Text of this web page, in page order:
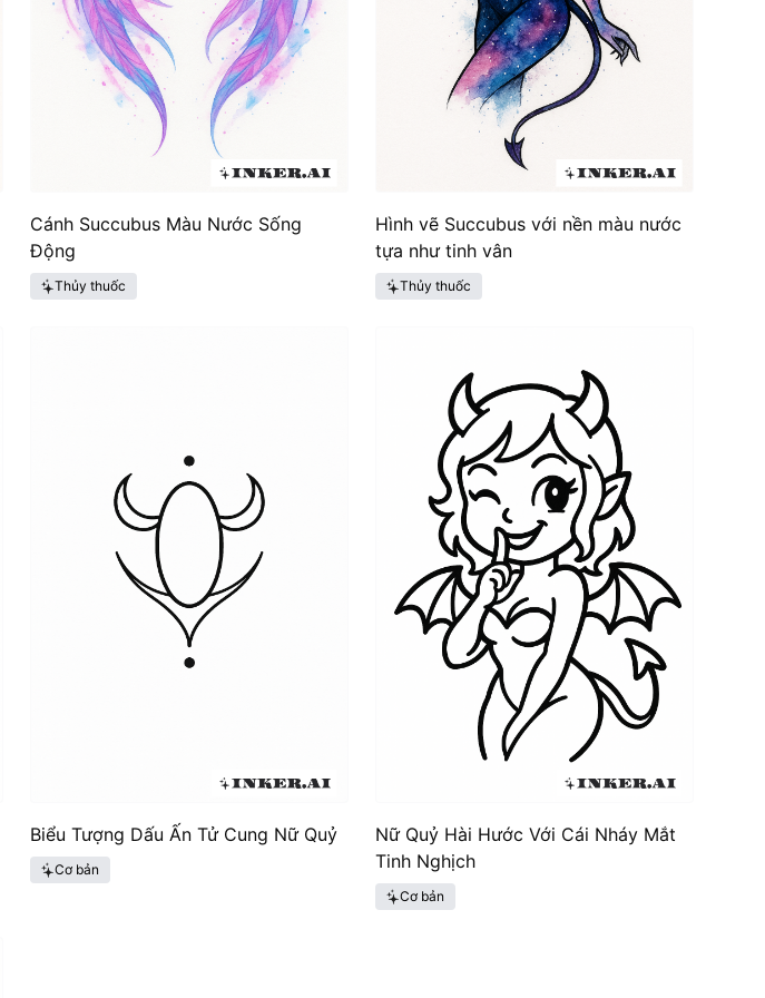
Cánh Succubus Màu Nước Sống
Động
Thủy thuốc
Hình vẽ Succubus với nền màu nước
tựa như tinh vân
Thủy thuốc
Biểu Tượng Dấu Ấn Tử Cung Nữ Quỷ
Cơ bản
Nữ Quỷ Hài Hước Với Cái Nháy Mắt
Tinh Nghịch
Cơ bản